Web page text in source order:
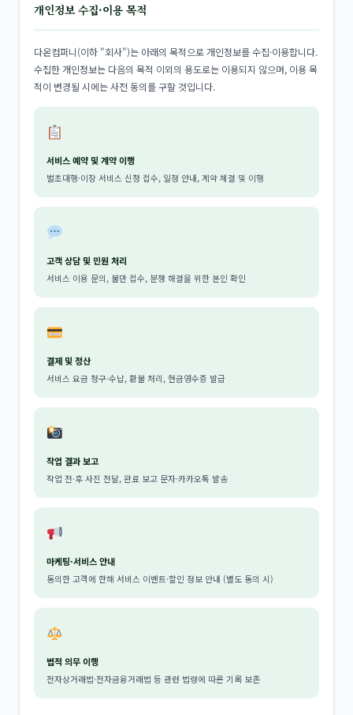
개인정보 수집·이용 목적
다온컴퍼니(이하 "회사")는 아래의 목적으로 개인정보를 수집·이용합니다.
수집한 개인정보는 다음의 목적 이외의 용도로는 이용되지 않으며, 이용 목
적이 변경될 시에는 사전 동의를 구할 것입니다.
서비스 예약 및 계약 이행
벌초대행·이장 서비스 신청 접수, 일정 안내, 계약 체결 및 이행
고객 상담 및 민원 처리
서비스 이용 문의, 불만 접수, 분쟁 해결을 위한 본인 확인
결제 및 정산
서비스 요금 청구·수납, 환불 처리, 현금영수증 발급
작업 결과 보고
작업 전·후 사진 전달, 완료 보고 문자·카카오톡 발송
마케팅·서비스 안내
동의한 고객에 한해 서비스 이벤트·할인 정보 안내 (별도 동의 시)
법적 의무 이행
전자상거래법·전자금융거래법 등 관련 법령에 따른 기록 보존